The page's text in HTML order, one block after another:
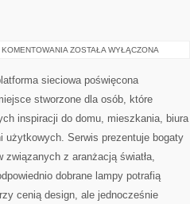
TESTY
ZOSTAŁA WYŁĄCZONA
sieciowa poświęcona
stworzone dla osób, które
inspiracji do domu, mieszkania, biura
użytkowych. Serwis prezentuje bogaty
związanych z aranżacją światła,
dobrane lampy potrafią
cenią design, ale jednocześnie